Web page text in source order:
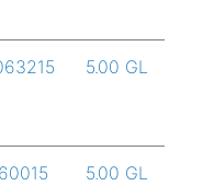
5.00 GL
5.00 GL